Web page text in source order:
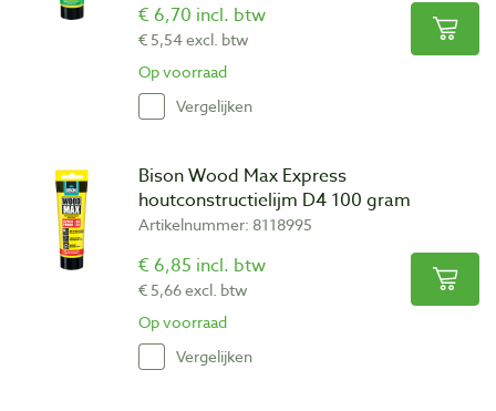
€ 6,70 incl. btw
€ 5,54 excl. btw
Op voorraad
Vergelijken
Bison Wood Max Express
houtconstructielijm D4 100 gram
Artikelnummer: 8118995
€ 6,85 incl. btw
€ 5,66 excl. btw
Op voorraad
Vergelijken